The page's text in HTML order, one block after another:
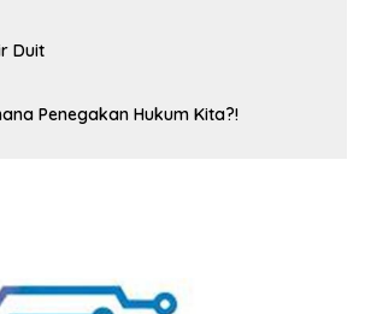
Duit
Penegakan Hukum Kita?!